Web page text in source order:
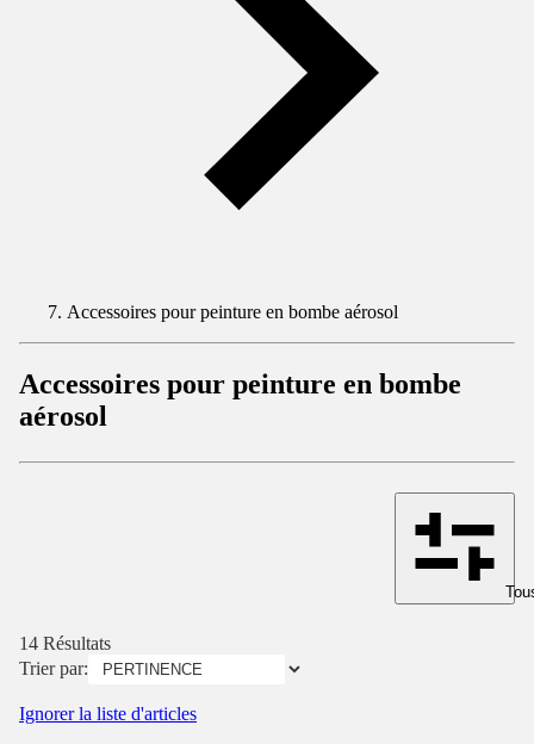
Accessoires pour peinture en bombe aérosol
Accessoires pour peinture en bombe
aérosol
14 Résultats
Trier par:
Ignorer la liste d'articles